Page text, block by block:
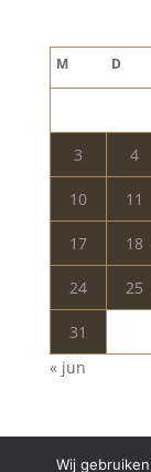
M D
3 4
10 11
17 18
24 25
31
« jun
Wij